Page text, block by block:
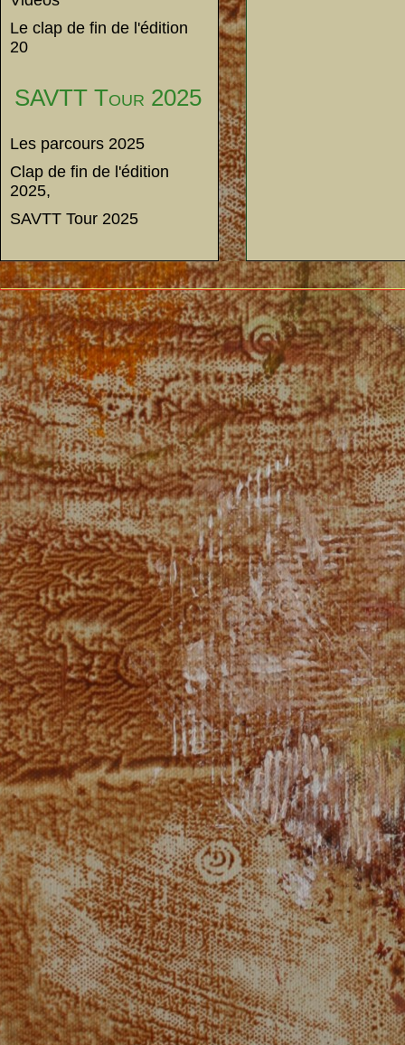
Le clap de fin de l'édition
20
SAVTT Tour 2025
Les parcours 2025
Clap de fin de l'édition
2025,
SAVTT Tour 2025